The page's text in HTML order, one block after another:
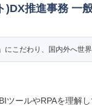
)DX推進事務 一
にこだわり、国内外へ世
ールやRPAを理解し